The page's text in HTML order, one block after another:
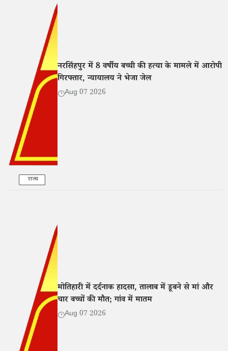
राज्य
नरसिंहपुर में 8 वर्षीय बच्ची की हत्या के मामले में आरोपी
गिरफ्तार, न्यायालय ने भेजा जेल
Aug 07 2026
मोतिहारी में दर्दनाक हादसा, तालाब में डूबने से मां और
चार बच्चों की मौत; गांव में मातम
Aug 07 2026